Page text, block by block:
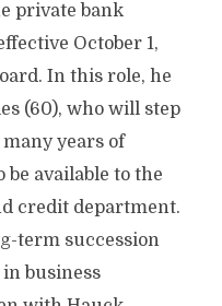
private bank
October 1,
In this role, he
(60), who will step
years of
available to the
credit department.
term succession
business